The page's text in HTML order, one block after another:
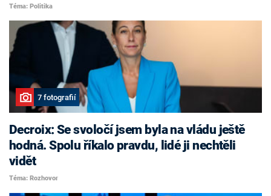
Téma: Politika
7 fotografií
Decroix: Se svoločí jsem byla na vládu ještě
hodná. Spolu říkalo pravdu, lidé ji nechtěli
vidět
Téma: Rozhovor